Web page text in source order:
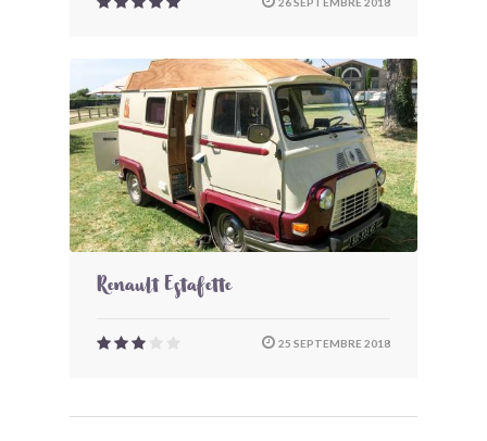
Renault Estafette
25 SEPTEMBRE 2018